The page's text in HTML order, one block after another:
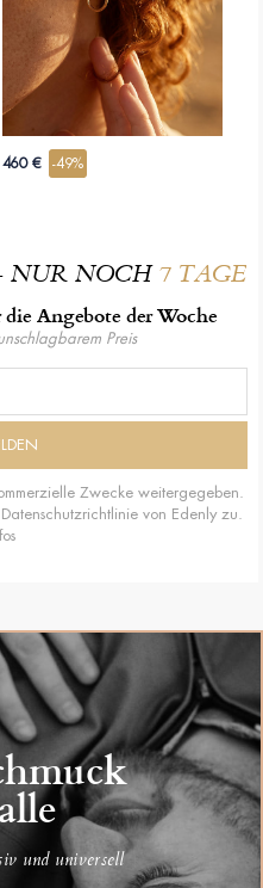
460 € -49%
NUR NOCH7 TAGE
Angebote der Woche
Preis
Zwecke weitergegeben.
von Edenly zu.
und universell